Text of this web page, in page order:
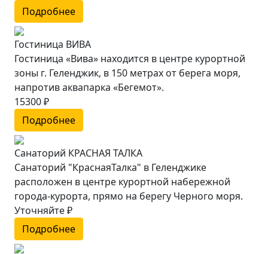
Подробнее
Гостиница ВИВА
Гостиница «Вива» находится в центре курортной
зоны г. Геленджик, в 150 метрах от берега моря,
напротив аквапарка «Бегемот».
15300 ₽
Подробнее
Санаторий КРАСНАЯ ТАЛКА
Санаторий "КраснаяТалка" в Геленджике
расположен в центре курортной набережной
города-курорта, прямо на берегу Черного моря.
Уточняйте ₽
Подробнее